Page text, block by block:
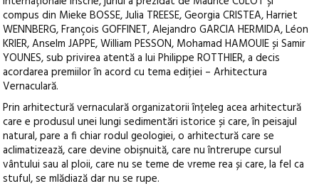
compus din Mieke BOSSE, Julia TREESE, Georgia CRISTEA, Harriet
WENNBERG, François GOFFINET, Alejandro GARCIA HERMIDA, Léon
KRIER, Anselm JAPPE, William PESSON, Mohamad HAMOUIE și Samir
YOUNES, sub privirea atentă a lui Philippe ROTTHIER, a decis
acordarea premiilor în acord cu tema ediției – Arhitectura
Vernaculară.
Prin arhitectură vernaculară organizatorii înțeleg acea arhitectură
care e produsul unei lungi sedimentări istorice și care, în peisajul
natural, pare a fi chiar rodul geologiei, o arhitectură care se
aclimatizează, care devine obișnuită, care nu întrerupe cursul
vântului sau al ploii, care nu se teme de vreme rea și care, la fel ca
stuful, se mlădiază dar nu se rupe.